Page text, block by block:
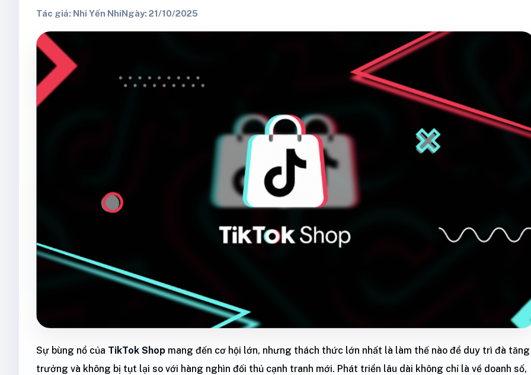
Tác giả: Nhi Yến NhiNgày: 21/10/2025
Sự bùng nổ của TikTok Shop mang đến cơ hội lớn, nhưng thách thức lớn nhất là làm thế nào để duy trì đà tăng
trưởng và không bị tụt lại so với hàng nghìn đối thủ cạnh tranh mới. Phát triển lâu dài không chỉ là về doanh số,